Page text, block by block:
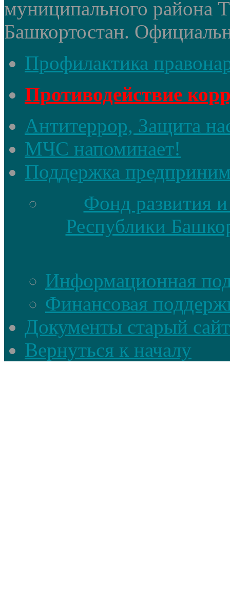
муниципального района
Башкортостан.
Профилактика
Противодействие
Антитеррор, Защита
МЧС напоминает!
Поддержка
Фонд развития
Республики
Информационная
Финансовая
Документы старый сайт
Вернуться к началу